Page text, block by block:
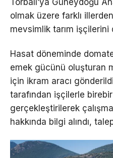
Torbalı’ya Güneydoğu
olmak üzere farklı
mevsimlik tarım işçilerini
Hasat döneminde
emek gücünü oluşturan
için ikram aracı
tarafından işçilerle
gerçekleştirilerek
hakkında bilgi alındı,